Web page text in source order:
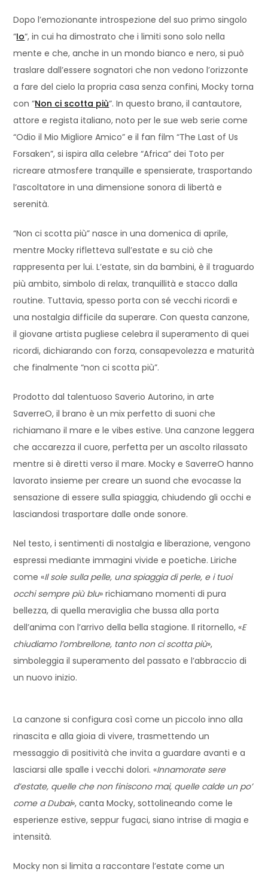
Dopo l’emozionante introspezione del suo primo singolo
“Io“, in cui ha dimostrato che i limiti sono solo nella
mente e che, anche in un mondo bianco e nero, si può
traslare dall’essere sognatori che non vedono l’orizzonte
a fare del cielo la propria casa senza confini, Mocky torna
con “Non ci scotta più“. In questo brano, il cantautore,
attore e regista italiano, noto per le sue web serie come
“Odio il Mio Migliore Amico” e il fan film “The Last of Us
Forsaken”, si ispira alla celebre “Africa” dei Toto per
ricreare atmosfere tranquille e spensierate, trasportando
l’ascoltatore in una dimensione sonora di libertà e
serenità.
“Non ci scotta più” nasce in una domenica di aprile,
mentre Mocky rifletteva sull’estate e su ciò che
rappresenta per lui. L’estate, sin da bambini, è il traguardo
più ambito, simbolo di relax, tranquillità e stacco dalla
routine. Tuttavia, spesso porta con sé vecchi ricordi e
una nostalgia difficile da superare. Con questa canzone,
il giovane artista pugliese celebra il superamento di quei
ricordi, dichiarando con forza, consapevolezza e maturità
che finalmente “non ci scotta più”.
Prodotto dal talentuoso Saverio Autorino, in arte
SaverreO, il brano è un mix perfetto di suoni che
richiamano il mare e le vibes estive. Una canzone leggera
che accarezza il cuore, perfetta per un ascolto rilassato
mentre si è diretti verso il mare. Mocky e SaverreO hanno
lavorato insieme per creare un suond che evocasse la
sensazione di essere sulla spiaggia, chiudendo gli occhi e
lasciandosi trasportare dalle onde sonore.
Nel testo, i sentimenti di nostalgia e liberazione, vengono
espressi mediante immagini vivide e poetiche. Liriche
come «Il sole sulla pelle, una spiaggia di perle, e i tuoi
occhi sempre più blu» richiamano momenti di pura
bellezza, di quella meraviglia che bussa alla porta
dell’anima con l’arrivo della bella stagione. Il ritornello, «E
chiudiamo l’ombrellone, tanto non ci scotta più»,
simboleggia il superamento del passato e l’abbraccio di
un nuovo inizio.
La canzone si configura così come un piccolo inno alla
rinascita e alla gioia di vivere, trasmettendo un
messaggio di positività che invita a guardare avanti e a
lasciarsi alle spalle i vecchi dolori. «Innamorate sere
d’estate, quelle che non finiscono mai, quelle calde un po’
come a Dubai», canta Mocky, sottolineando come le
esperienze estive, seppur fugaci, siano intrise di magia e
intensità.
Mocky non si limita a raccontare l’estate come un